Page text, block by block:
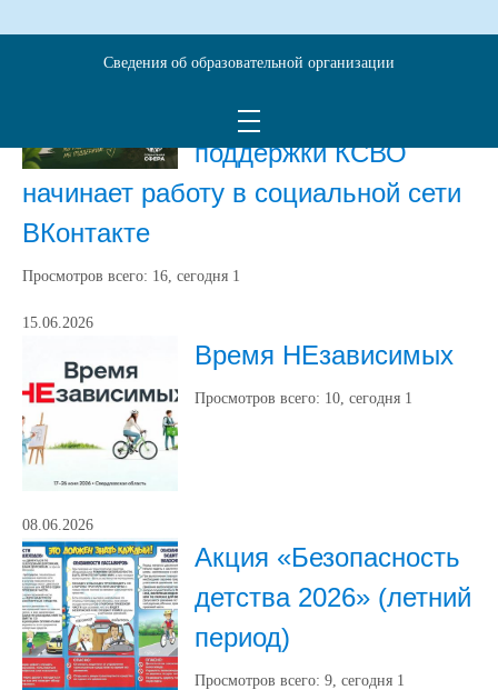
Единый федеральный
медико-
психологический чат
поддержки КСВО
начинает работу в социальной сети
ВКонтакте
Просмотров всего: 16, сегодня 1
15.06.2026
Время НЕзависимых
Просмотров всего: 10, сегодня 1
08.06.2026
Акция «Безопасность
детства 2026» (летний
период)
Просмотров всего: 9, сегодня 1
Сведения об образовательной организации